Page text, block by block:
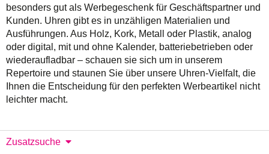
besonders gut als Werbegeschenk für Geschäftspartner und
Kunden. Uhren gibt es in unzähligen Materialien und
Ausführungen. Aus Holz, Kork, Metall oder Plastik, analog
oder digital, mit und ohne Kalender, batteriebetrieben oder
wiederaufladbar – schauen sie sich um in unserem
Repertoire und staunen Sie über unsere Uhren-Vielfalt, die
Ihnen die Entscheidung für den perfekten Werbeartikel nicht
leichter macht.
Zusatzsuche